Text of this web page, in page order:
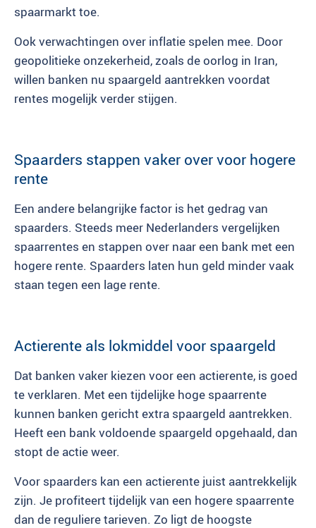
spaarmarkt toe.
Ook verwachtingen over inflatie spelen mee. Door
geopolitieke onzekerheid, zoals de oorlog in Iran,
willen banken nu spaargeld aantrekken voordat
rentes mogelijk verder stijgen.
Spaarders stappen vaker over voor hogere
rente
Een andere belangrijke factor is het gedrag van
spaarders. Steeds meer Nederlanders vergelijken
spaarrentes en stappen over naar een bank met een
hogere rente. Spaarders laten hun geld minder vaak
staan tegen een lage rente.
Actierente als lokmiddel voor spaargeld
Dat banken vaker kiezen voor een actierente, is goed
te verklaren. Met een tijdelijke hoge spaarrente
kunnen banken gericht extra spaargeld aantrekken.
Heeft een bank voldoende spaargeld opgehaald, dan
stopt de actie weer.
Voor spaarders kan een actierente juist aantrekkelijk
zijn. Je profiteert tijdelijk van een hogere spaarrente
dan de reguliere tarieven. Zo ligt de hoogste